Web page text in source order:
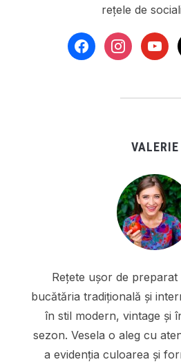
rețele de
facebookinstagram
VALERIE
Rețete ușor de preparat
bucătăria tradițională și
în stil modern, vintage și
sezon. Vesela o aleg cu
a evidenția culoarea și